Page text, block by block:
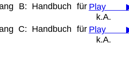
B: Handbuch für Play
k.A.
C: Handbuch für Play
k.A.